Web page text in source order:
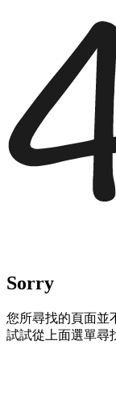
Sorry
您所尋找的頁面並
試試從上面選單尋